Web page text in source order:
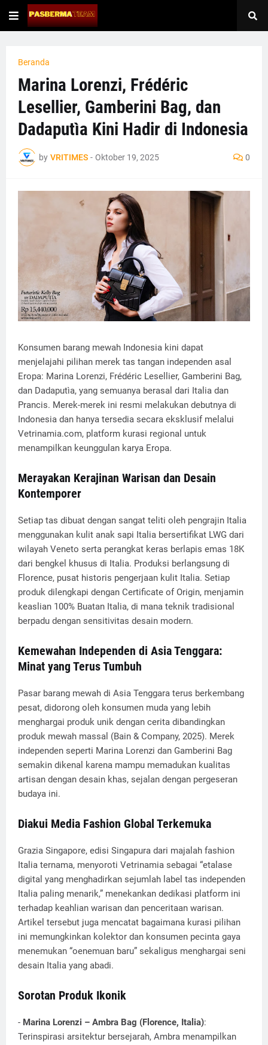
Beranda
Marina Lorenzi, Frédéric
Lesellier, Gamberini Bag, dan
Dadaputìa Kini Hadir di Indonesia
by VRITIMES - Oktober 19, 2025 0
Konsumen barang mewah Indonesia kini dapat
menjelajahi pilihan merek tas tangan independen asal
Eropa: Marina Lorenzi, Frédéric Lesellier, Gamberini Bag,
dan Dadaputìa, yang semuanya berasal dari Italia dan
Prancis. Merek-merek ini resmi melakukan debutnya di
Indonesia dan hanya tersedia secara eksklusif melalui
Vetrinamia.com, platform kurasi regional untuk
menampilkan keunggulan karya Eropa.
Merayakan Kerajinan Warisan dan Desain
Kontemporer
Setiap tas dibuat dengan sangat teliti oleh pengrajin Italia
menggunakan kulit anak sapi Italia bersertifikat LWG dari
wilayah Veneto serta perangkat keras berlapis emas 18K
dari bengkel khusus di Italia. Produksi berlangsung di
Florence, pusat historis pengerjaan kulit Italia. Setiap
produk dilengkapi dengan Certificate of Origin, menjamin
keaslian 100% Buatan Italia, di mana teknik tradisional
berpadu dengan sensitivitas desain modern.
Kemewahan Independen di Asia Tenggara:
Minat yang Terus Tumbuh
Pasar barang mewah di Asia Tenggara terus berkembang
pesat, didorong oleh konsumen muda yang lebih
menghargai produk unik dengan cerita dibandingkan
produk mewah massal (Bain & Company, 2025). Merek
independen seperti Marina Lorenzi dan Gamberini Bag
semakin dikenal karena mampu memadukan kualitas
artisan dengan desain khas, sejalan dengan pergeseran
budaya ini.
Diakui Media Fashion Global Terkemuka
Grazia Singapore, edisi Singapura dari majalah fashion
Italia ternama, menyoroti Vetrinamia sebagai “etalase
digital yang menghadirkan sejumlah label tas independen
Italia paling menarik,” menekankan dedikasi platform ini
terhadap keahlian warisan dan penceritaan warisan.
Artikel tersebut juga mencatat bagaimana kurasi pilihan
ini memungkinkan kolektor dan konsumen pecinta gaya
menemukan “oenemuan baru” sekaligus menghargai seni
desain Italia yang abadi.
Sorotan Produk Ikonik
- Marina Lorenzi – Ambra Bag (Florence, Italia):
Terinspirasi arsitektur bersejarah, Ambra menampilkan